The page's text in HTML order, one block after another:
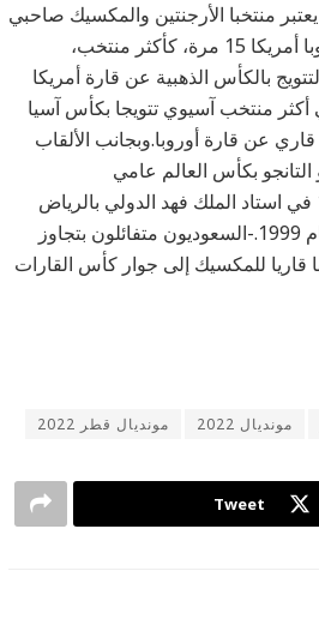
في التتويج بالبطولات القارية، بواقع 29 بطولة. يعتبر منتخبا الأرجنتين والمكسيك صاحبي
الرقم القياسي بعدد البطولات القارية في الأمريكيتين، إذ حقق التانجو كوبا أمريكا 15 مرة، كأكثر منتخب،
بالكأس الذهبية عن قارة أمريكا
الأخضر السعودي ثاني أكثر منتخب آسيوي تتويجا بكأس آسيا
قاري عن قارة أوروبا.وبجانب الألقاب
التانجو بكأس العالم عامي
1978و1986، بجانب ظفره بالنسخة الأولى من كأس القارات عام 1992 في استاد الملك فهد الدولي بالرياض
على حساب الأخضر 3/ 1، وتضم خزائن المكسيك لقب كأس القارات عام 1999.-السعوديون متفائلون بتجاوز
29 لقبا قاريا حصدتها منتخبات مجموعة الأخضر-11 لقبا قاريا للمكسيك إلى جوار كأس القارات
مونديال 2022 مونديال قطر 2022
Tweet